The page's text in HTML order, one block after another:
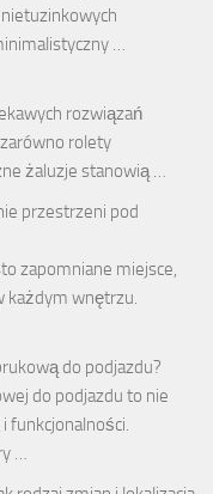
…
rozwiązań
rolety
żaluzje stanowią …
przestrzeni pod
zapomniane miejsce,
każdym wnętrzu.
do podjazdu?
do podjazdu to nie
funkcjonalności.
…